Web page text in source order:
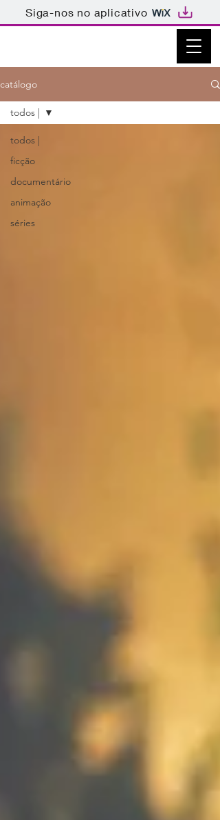
Siga-nos no aplicativo
catálogo
todos |
ficção
documentário
animação
séries
todos |